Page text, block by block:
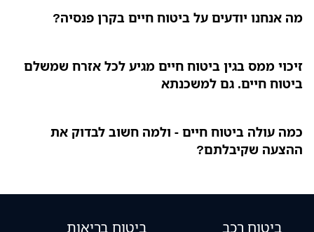
מה אנחנו יודעים על ביטוח חיים בקרן פנסיה?
זיכוי ממס בגין ביטוח חיים מגיע לכל אזרח שמשלם
ביטוח חיים. גם למשכנתא
כמה עולה ביטוח חיים - ולמה חשוב לבדוק את
ההצעה שקיבלתם?
ביטוח רכב ביטוח בריאות